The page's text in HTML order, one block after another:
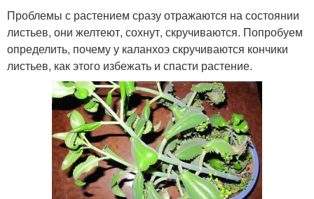
Проблемы с растением сразу отражаются на состоянии
листьев, они желтеют, сохнут, скручиваются. Попробуем
определить, почему у каланхоэ скручиваются кончики
листьев, как этого избежать и спасти растение.